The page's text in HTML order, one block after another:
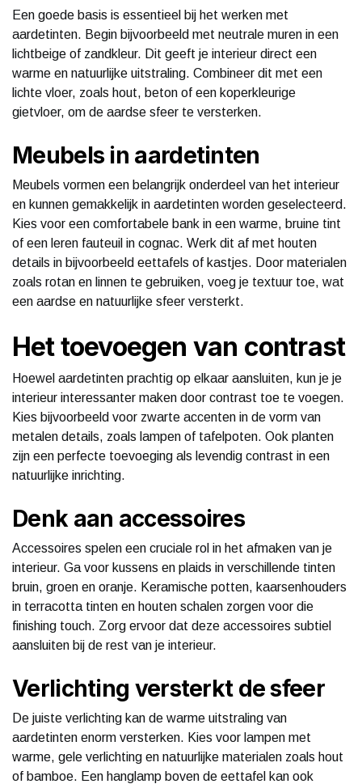
Een goede basis is essentieel bij het werken met
aardetinten. Begin bijvoorbeeld met neutrale muren in een
lichtbeige of zandkleur. Dit geeft je interieur direct een
warme en natuurlijke uitstraling. Combineer dit met een
lichte vloer, zoals hout, beton of een koperkleurige
gietvloer, om de aardse sfeer te versterken.
Meubels in aardetinten
Meubels vormen een belangrijk onderdeel van het interieur
en kunnen gemakkelijk in aardetinten worden geselecteerd.
Kies voor een comfortabele bank in een warme, bruine tint
of een leren fauteuil in cognac. Werk dit af met houten
details in bijvoorbeeld eettafels of kastjes. Door materialen
zoals rotan en linnen te gebruiken, voeg je textuur toe, wat
een aardse en natuurlijke sfeer versterkt.
Het toevoegen van contrast
Hoewel aardetinten prachtig op elkaar aansluiten, kun je je
interieur interessanter maken door contrast toe te voegen.
Kies bijvoorbeeld voor zwarte accenten in de vorm van
metalen details, zoals lampen of tafelpoten. Ook planten
zijn een perfecte toevoeging als levendig contrast in een
natuurlijke inrichting.
Denk aan accessoires
Accessoires spelen een cruciale rol in het afmaken van je
interieur. Ga voor kussens en plaids in verschillende tinten
bruin, groen en oranje. Keramische potten, kaarsenhouders
in terracotta tinten en houten schalen zorgen voor die
finishing touch. Zorg ervoor dat deze accessoires subtiel
aansluiten bij de rest van je interieur.
Verlichting versterkt de sfeer
De juiste verlichting kan de warme uitstraling van
aardetinten enorm versterken. Kies voor lampen met
warme, gele verlichting en natuurlijke materialen zoals hout
of bamboe. Een hanglamp boven de eettafel kan ook